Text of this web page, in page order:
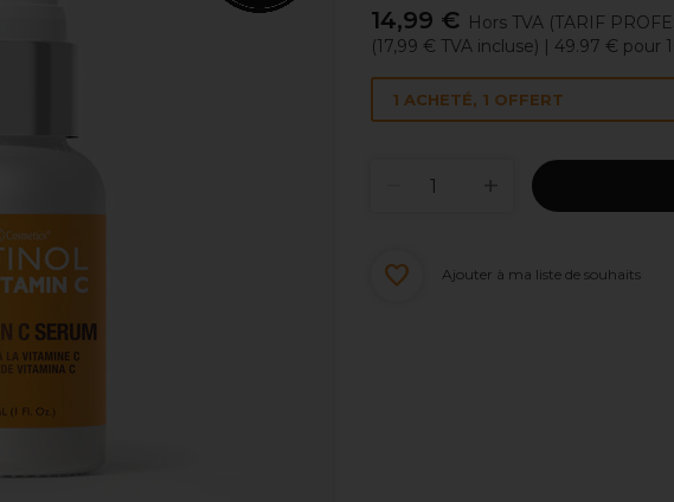
14,99 € Hors TVA (TARIF
(17,99 € TVA incluse) | 49.97 € pour
1 ACHETÉ, 1 OFFERT
Ajouter à ma liste de souhaits